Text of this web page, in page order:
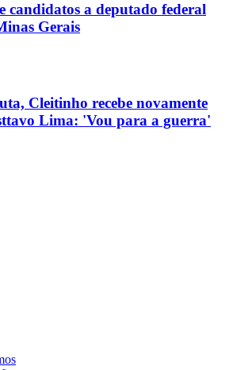
candidatos a deputado federal
Gerais
Cleitinho recebe novamente
Lima: 'Vou para a guerra'